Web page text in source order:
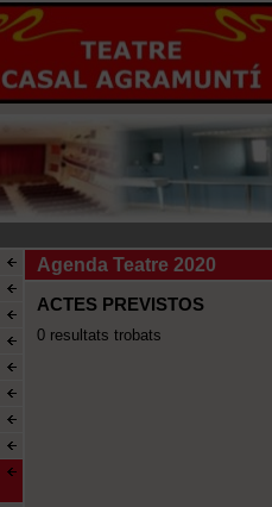
Agenda Teatre 2020
ACTES PREVISTOS
0 resultats trobats